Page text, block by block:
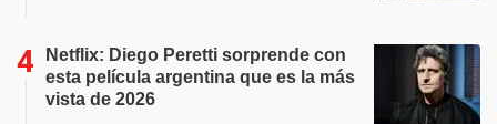
Netflix: Diego Peretti sorprende con
esta película argentina que es la más
vista de 2026